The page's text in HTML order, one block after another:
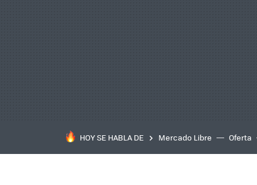
HOY SE HABLA DE Mercado Libre Oferta